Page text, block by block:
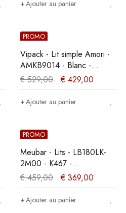
Ajouter au panier
PROMO
Vipack - Lit simple Amori -
AMKB9014 - Blanc -
97x95x211,2cm
€529,00 € 429,00
Ajouter au panier
PROMO
Meubar - Lits - LB180LK-
2M00 - K467 -
Mélèze/Chêne cristal
marron clair -
180x89x200cm
€459,00 € 369,00
Ajouter au panier